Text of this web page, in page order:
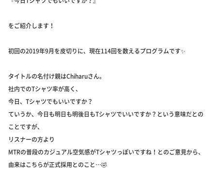
をご紹介します！
初回の2019年9月を皮切りに、現在114回を数えるプログラムです✨
タイトルの名付け親はChiharuさん。
社内でのTシャツ率が高く、
今日、Tシャツでもいいですか？
ていうか、今日も明日も明後日もTシャツでいいですか？という意味だとの
ことですが、
リスナーの方より
MTRの普段のカジュアル空気感がTシャツっぽいですね！とのご意見から、
由来はこちらが正式採用とのこと…🤣